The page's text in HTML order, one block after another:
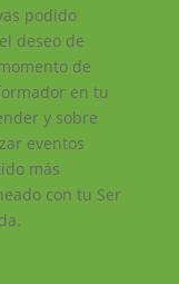
podido
deseo de
de
en tu
y sobre
eventos
más
con tu Ser